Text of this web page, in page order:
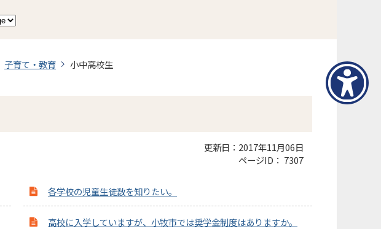
子育て・教育 小中高校生
更新日：2017年11月06日
ページID： 7307
各学校の児童生徒数を知りたい。
高校に入学していますが、小牧市では奨学金制度はありますか。